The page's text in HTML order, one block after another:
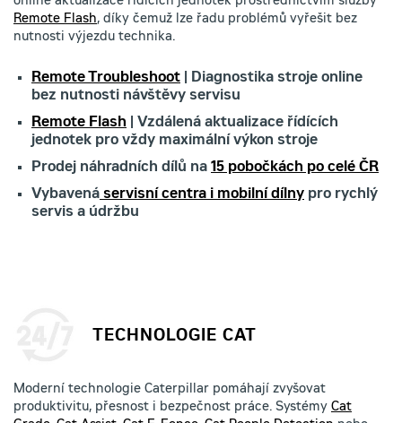
Remote Flash, díky čemuž lze řadu problémů vyřešit bez
nutnosti výjezdu technika.
Remote Troubleshoot | Diagnostika stroje online
bez nutnosti návštěvy servisu
Remote Flash | Vzdálená aktualizace řídících
jednotek pro vždy maximální výkon stroje
Prodej náhradních dílů na 15 pobočkách po celé ČR
Vybavená servisní centra i mobilní dílny pro rychlý
servis a údržbu
TECHNOLOGIE CAT
Moderní technologie Caterpillar pomáhají zvyšovat
produktivitu, přesnost i bezpečnost práce. Systémy Cat